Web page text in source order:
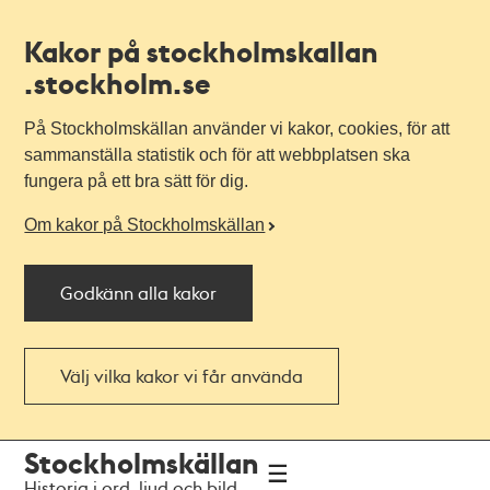
Kakor på stockholmskallan
.stockholm.se
På Stockholmskällan använder vi kakor, cookies, för att
sammanställa statistik och för att webbplatsen ska
fungera på ett bra sätt för dig.
Om kakor på Stockholmskällan
Godkänn alla kakor
Välj vilka kakor vi får använda
navigationen
huvudinnehållet
Stockholmskällan